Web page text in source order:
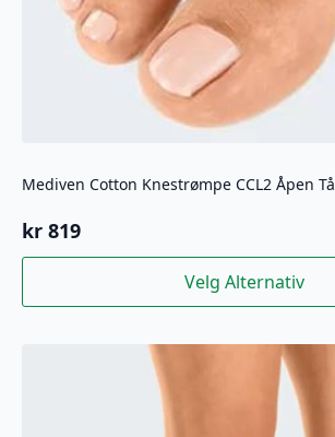
Mediven Cotton Knestrømpe CCL2 Åpen Tå
kr 819
Velg Alternativ
Dette